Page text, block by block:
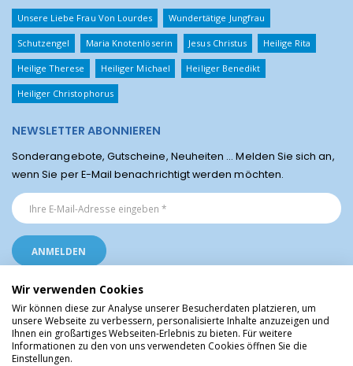
Unsere Liebe Frau Von Lourdes Wundertätige Jungfrau
Schutzengel Maria Knotenlöserin Jesus Christus Heilige Rita
Heilige Therese Heiliger Michael Heiliger Benedikt
Heiliger Christophorus
NEWSLETTER ABONNIEREN
Sonderangebote, Gutscheine, Neuheiten ... Melden Sie sich an,
wenn Sie per E-Mail benachrichtigt werden möchten.
Religiöse Artikel aus Lourdes © Christliche Geschenke und Devotionalien aus
dem Heiligtum von Lourdes, Frankreich
Wir verwenden Cookies
Wir können diese zur Analyse unserer Besucherdaten platzieren, um
unsere Webseite zu verbessern, personalisierte Inhalte anzuzeigen und
Ihnen ein großartiges Webseiten-Erlebnis zu bieten. Für weitere
Informationen zu den von uns verwendeten Cookies öffnen Sie die
Einstellungen.